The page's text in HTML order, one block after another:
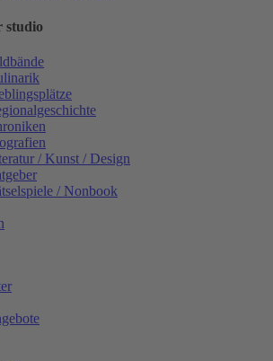
studio
/ Kunst / Design
/ Nonbook